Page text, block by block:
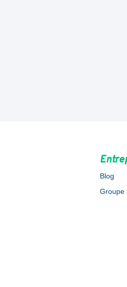
Blog
Groupe